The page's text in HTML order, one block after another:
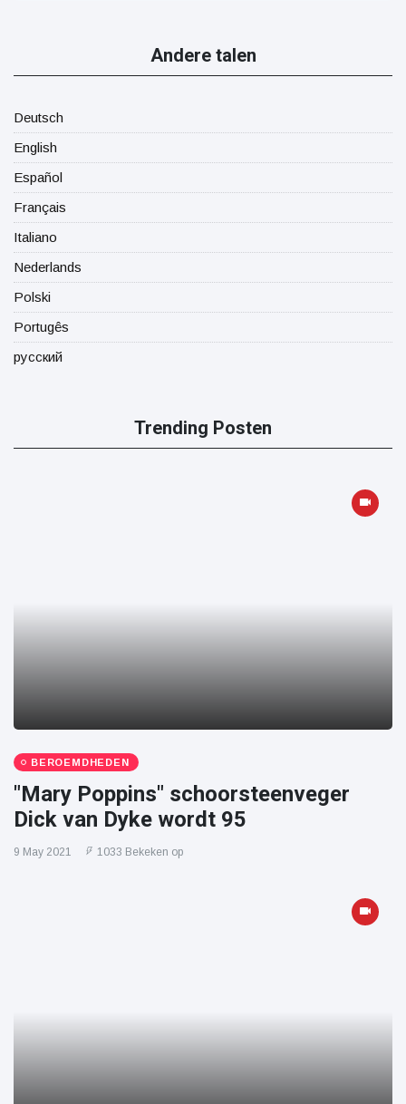
Andere talen
Deutsch
English
Español
Français
Italiano
Nederlands
Polski
Portugês
русский
Trending Posten
BEROEMDHEDEN
"Mary Poppins" schoorsteenveger
Dick van Dyke wordt 95
9 May 2021 1033 Bekeken op